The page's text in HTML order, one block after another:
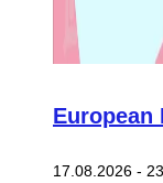
European
17.08.2026 -